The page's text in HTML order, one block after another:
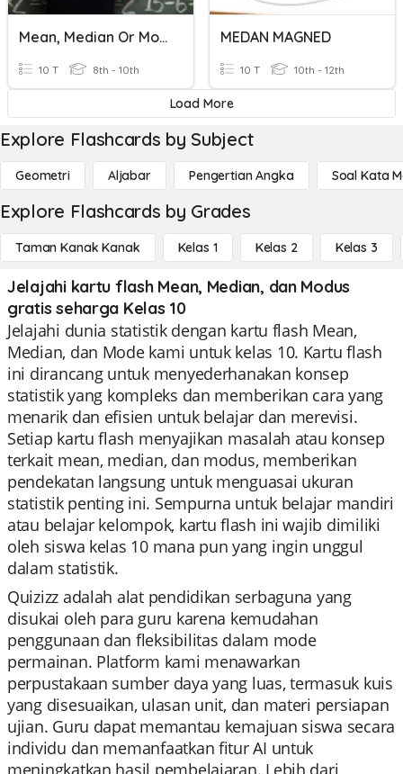
Mean, Median Or Mode?
10 T 8th - 10th
MEDAN MAGNED
10 T 10th - 12th
Load More
Explore Flashcards by Subject
Geometri Aljabar Pengertian Angka Soal Kata
Explore Flashcards by Grades
Taman Kanak Kanak Kelas 1 Kelas 2 Kelas 3
Jelajahi kartu flash Mean, Median, dan Modus
gratis seharga Kelas 10
Jelajahi dunia statistik dengan kartu flash Mean,
Median, dan Mode kami untuk kelas 10. Kartu flash
ini dirancang untuk menyederhanakan konsep
statistik yang kompleks dan memberikan cara yang
menarik dan efisien untuk belajar dan merevisi.
Setiap kartu flash menyajikan masalah atau konsep
terkait mean, median, dan modus, memberikan
pendekatan langsung untuk menguasai ukuran
statistik penting ini. Sempurna untuk belajar mandiri
atau belajar kelompok, kartu flash ini wajib dimiliki
oleh siswa kelas 10 mana pun yang ingin unggul
dalam statistik.
Quizizz adalah alat pendidikan serbaguna yang
disukai oleh para guru karena kemudahan
penggunaan dan fleksibilitas dalam mode
permainan. Platform kami menawarkan
perpustakaan sumber daya yang luas, termasuk kuis
yang disesuaikan, ulasan unit, dan materi persiapan
ujian. Guru dapat memantau kemajuan siswa secara
individu dan memanfaatkan fitur AI untuk
meningkatkan hasil pembelajaran. Lebih dari